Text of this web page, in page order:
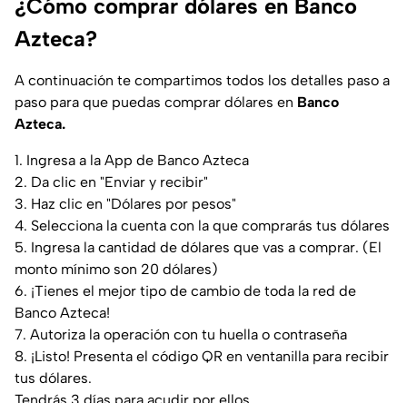
¿Cómo comprar dólares en Banco
Azteca?
A continuación te compartimos todos los detalles paso a
paso para que puedas comprar dólares en Banco
Azteca.
1. Ingresa a la App de Banco Azteca
2. Da clic en "Enviar y recibir"
3. Haz clic en "Dólares por pesos"
4. Selecciona la cuenta con la que comprarás tus dólares
5. Ingresa la cantidad de dólares que vas a comprar. (El
monto mínimo son 20 dólares)
6. ¡Tienes el mejor tipo de cambio de toda la red de
Banco Azteca!
7. Autoriza la operación con tu huella o contraseña
8. ¡Listo! Presenta el código QR en ventanilla para recibir
tus dólares.